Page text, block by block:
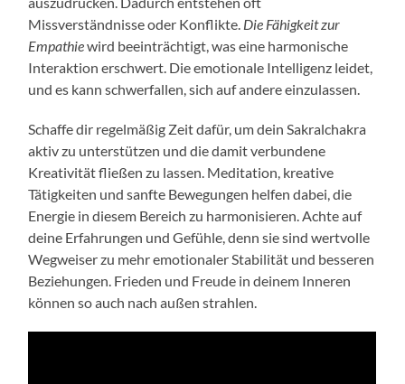
Missverständnisse oder Konflikte. Die Fähigkeit zur
Empathiewird beeinträchtigt, was eine harmonische
Interaktion erschwert. Die emotionale Intelligenz leidet,
und es kann schwerfallen, sich auf andere einzulassen.
Schaffe dir regelmäßig Zeit dafür, um dein Sakralchakra
aktiv zu unterstützen und die damit verbundene
Kreativität fließen zu lassen. Meditation, kreative
Tätigkeiten und sanfte Bewegungen helfen dabei, die
Energie in diesem Bereich zu harmonisieren. Achte auf
deine Erfahrungen und Gefühle, denn sie sind wertvolle
Wegweiser zu mehr emotionaler Stabilität und besseren
Beziehungen. Frieden und Freude in deinem Inneren
können so auch nach außen strahlen.